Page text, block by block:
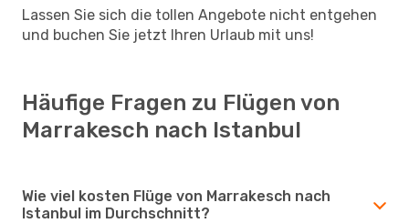
Lassen Sie sich die tollen Angebote nicht entgehen
und buchen Sie jetzt Ihren Urlaub mit uns!
Häufige Fragen zu Flügen von
Marrakesch nach Istanbul
Wie viel kosten Flüge von Marrakesch nach
Istanbul im Durchschnitt?